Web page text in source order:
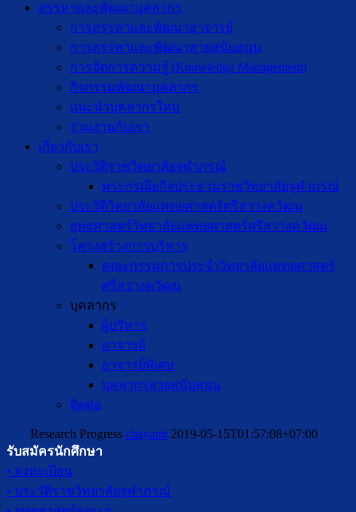
สรรหาและพัฒนาบุคลากร
การสรรหาและพัฒนาอาจารย์
การสรรหาและพัฒนาสายสนับสนุน
การจัดการความรู้ (Knowledge Management)
กิจกรรมพัฒนาบุคลากร
แนะนำบุคลากรใหม่
ร่วมงานกับเรา
เกี่ยวกับเรา
ประวัติราชวิทยาลัยจุฬาภรณ์
พระกรณียกิจประธานราชวิทยาลัยจุฬาภรณ์
ประวัติวิทยาลัยแพทยศาสตร์ศรีสวางควัฒน
ยุทธศาสตร์วิทยาลัยแพทยศาสตร์ศรีสวางควัฒน
โครงสร้างการบริหาร
คณะกรรมการประจำวิทยาลัยแพทยศาสตร์
ศรีสวางควัฒน
บุคลากร
ผู้บริหาร
อาจารย์
อาจารย์พิเศษ
บุคลากรสายสนับสนุน
ติดต่อ
Research Progress chayanit 2019-05-15T01:57:08+07:00
รับสมัครนักศึกษา
• ลงทะเบียน
• ประวัติราชวิทยาลัยจุฬาภรณ์